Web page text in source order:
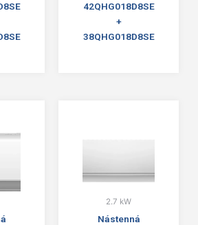
42QHG018D8SE
+
38QHG018D8SE
2.7 kW
Nástenná